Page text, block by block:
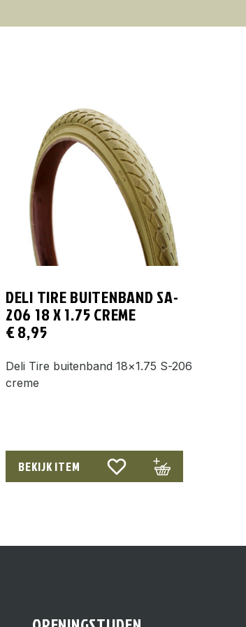
DELI TIRE BUITENBAND SA-
206 18 X 1.75 CREME
€8,95
Deli Tire buitenband 18×1.75 S-206
creme
BEKIJK ITEM